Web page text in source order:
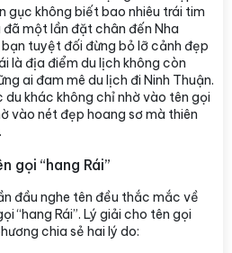
gục không biết bao nhiêu trái tim
đã một lần đặt chân đến Nha
tuyệt đối đừng bỏ lỡ cảnh đẹp
là địa điểm du lịch không còn
ai đam mê du lịch đi Ninh Thuận.
du khác không chỉ nhờ vào tên gọi
vào nét đẹp hoang sơ mà thiên
gọi “hang Rái”
đầu nghe tên đều thắc mắc về
“hang Rái”. Lý giải cho tên gọi
chia sẻ hai lý do: